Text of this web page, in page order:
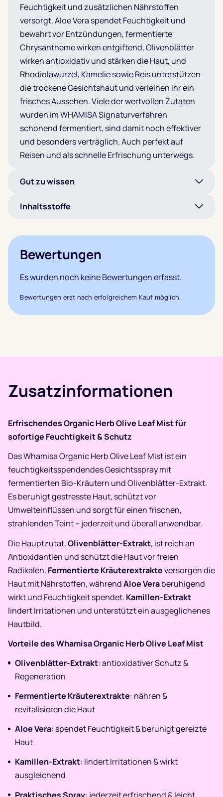
Feuchtigkeit und zusätzlichen Nährstoffen
versorgt. Aloe Vera spendet Feuchtigkeit und
bewahrt vor Entzündungen, fermentierte
Chrysantheme wirken entgiftend, Olivenblätter
wirken antioxidativ und stärken die Haut, und
Rhodiolawurzel, Kamelie sowie Reis unterstützen
die trockene Gesichtshaut und verleihen ihr ein
frisches Aussehen. Viele der wertvollen Zutaten
wurden im WHAMISA Signaturverfahren
schonend fermentiert, sind damit noch effektiver
und besonders verträglich. Auch perfekt auf
Reisen und als schnelle Erfrischung unterwegs.
Gut zu wissen
Inhaltsstoffe
Bewertungen
Es wurden noch keine Bewertungen erfasst.
Bewertungen erst nach erfolgreichem Kauf möglich.
Zusatzinformationen
Erfrischendes Organic Herb Olive Leaf Mist für
sofortige Feuchtigkeit & Schutz
Das Whamisa Organic Herb Olive Leaf Mist ist ein
feuchtigkeitsspendendes Gesichtsspray mit
fermentierten Bio-Kräutern und Olivenblätter-Extrakt.
Es beruhigt gestresste Haut, schützt vor
Umwelteinflüssen und sorgt für einen frischen,
strahlenden Teint – jederzeit und überall anwendbar.
Die Hauptzutat,Olivenblätter-Extrakt, ist reich an
Antioxidantien und schützt die Haut vor freien
Radikalen. Fermentierte Kräuterextrakteversorgen die
Haut mit Nährstoffen, währendAloe Veraberuhigend
wirkt und Feuchtigkeit spendet. Kamillen-Extrakt
lindert Irritationen und unterstützt ein ausgeglichenes
Hautbild.
Vorteile des Whamisa Organic Herb Olive Leaf Mist
Olivenblätter-Extrakt: antioxidativer Schutz &
Regeneration
Fermentierte Kräuterextrakte: nähren &
revitalisieren die Haut
Aloe Vera: spendet Feuchtigkeit & beruhigt gereizte
Haut
Kamillen-Extrakt: lindert Irritationen & wirkt
ausgleichend
Praktisches Spray: jederzeit erfrischend & leicht